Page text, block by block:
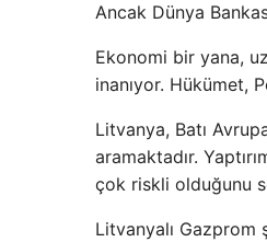
Ancak Dünya
Ekonomi bir yana,
inanıyor. Hükümet,
Litvanya, Batı
aramaktadır.
çok riskli olduğunu
Litvanyalı Gazprom